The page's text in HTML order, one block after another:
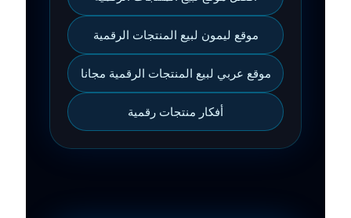
موقع ليمون لبيع المنتجات الرقمية
موقع عربي لبيع المنتجات الرقمية مجانا
أفكار منتجات رقمية